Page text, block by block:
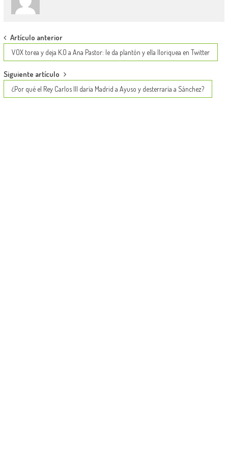
Post
navigation
Artículo anterior
VOX torea y deja K.O a Ana Pastor: le da plantón y ella lloriquea en Twitter
Siguiente artículo
¿Por qué el Rey Carlos III daría Madrid a Ayuso y desterraría a Sánchez?